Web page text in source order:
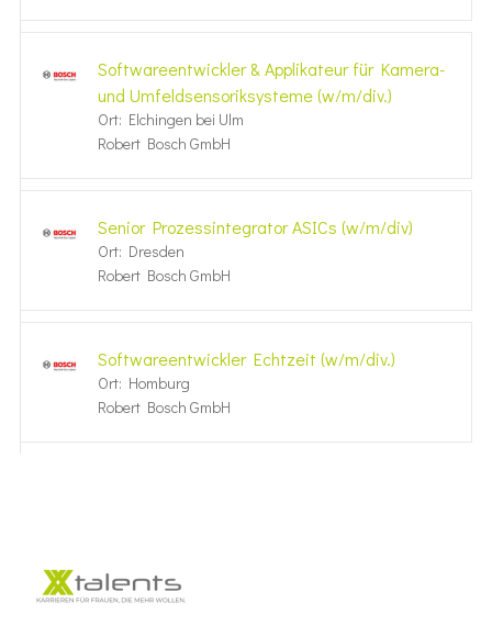
Softwareentwickler & Applikateur für Kamera-
und Umfeldsensoriksysteme (w/m/div.)
Ort: Elchingen bei Ulm
Robert Bosch GmbH
Senior Prozessintegrator ASICs (w/m/div)
Ort: Dresden
Robert Bosch GmbH
Softwareentwickler Echtzeit (w/m/div.)
Ort: Homburg
Robert Bosch GmbH